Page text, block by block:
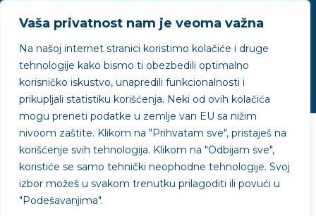
Vaša privatnost nam je veoma važna
Na našoj internet stranici koristimo kolačiće i druge
tehnologije kako bismo ti obezbedili optimalno
korisničko iskustvo, unapredili funkcionalnosti i
prikupljali statistiku korišćenja. Neki od ovih kolačića
mogu preneti podatke u zemlje van EU sa nižim
nivoom zaštite. Klikom na "Prihvatam sve", pristaješ na
korišćenje svih tehnologija. Klikom na "Odbijam sve",
koristiće se samo tehnički neophodne tehnologije. Svoj
izbor možeš u svakom trenutku prilagoditi ili povući u
"Podešavanjima".
Stiv Maraboli
Projekat podržao